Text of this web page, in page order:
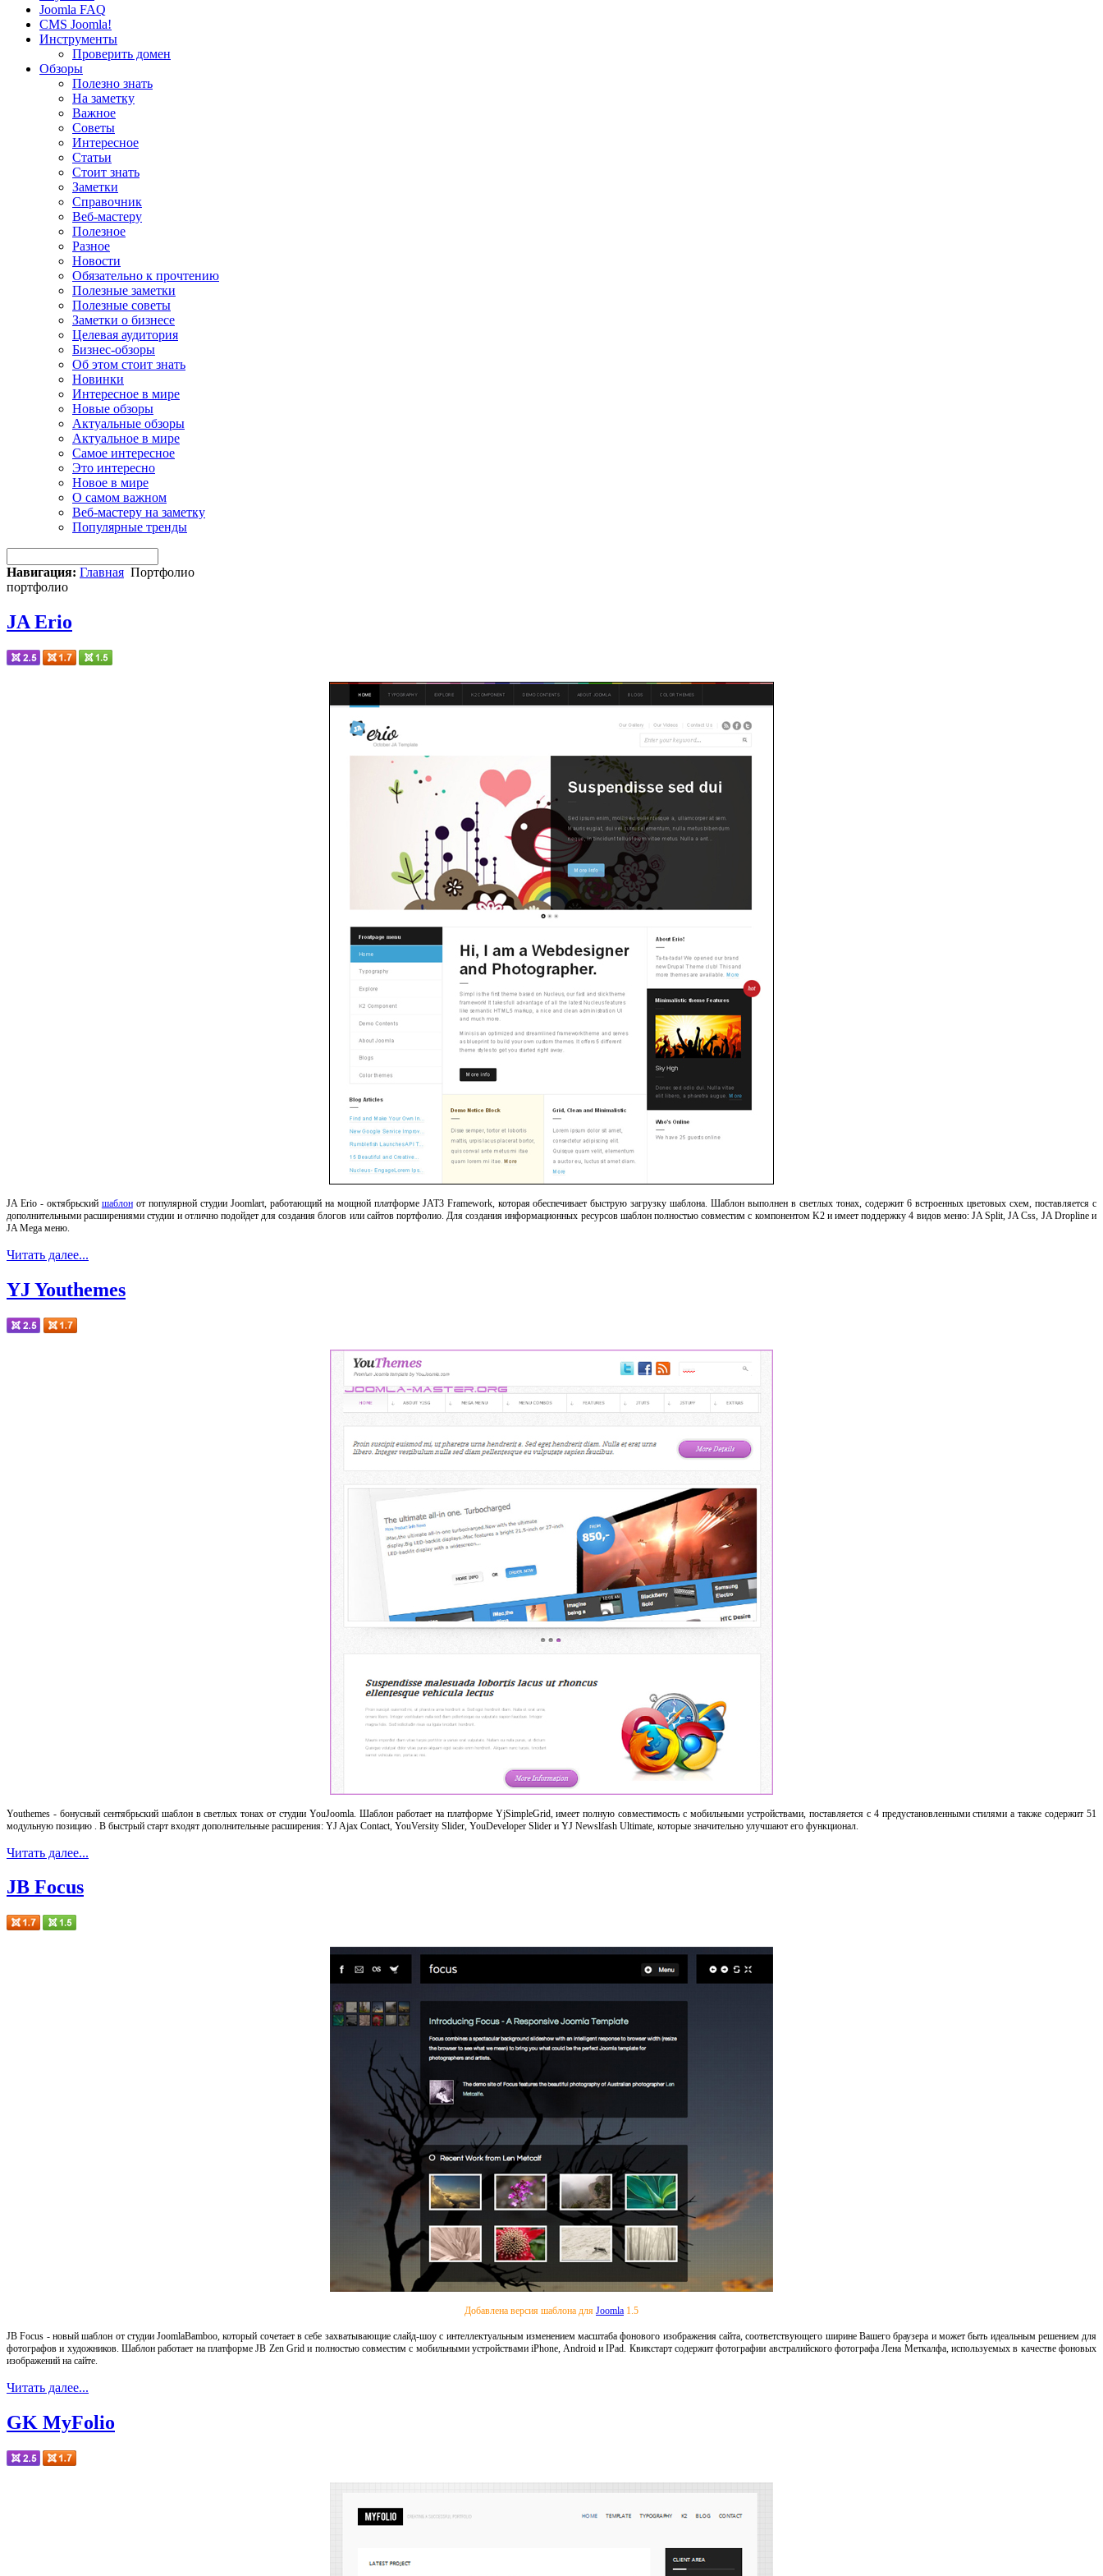
Joomla FAQ
CMS Joomla!
Инструменты
Проверить домен
Обзоры
Полезно знать
На заметку
Важное
Советы
Интересное
Статьи
Стоит знать
Заметки
Справочник
Веб-мастеру
Полезное
Разное
Новости
Обязательно к прочтению
Полезные заметки
Полезные советы
Заметки о бизнесе
Целевая аудитория
Бизнес-обзоры
Об этом стоит знать
Новинки
Интересное в мире
Новые обзоры
Актуальные обзоры
Актуальное в мире
Самое интересное
Это интересно
Новое в мире
О самом важном
Веб-мастеру на заметку
Популярные тренды
Навигация: Главная Портфолио
портфолио
JA Erio
JA Erio - октябрьский шаблонот популярной студии Joomlart, работающий на мощной платформе JAT3 Framework, которая обеспечивает быструю загрузку шаблона. Шаблон выполнен в светлых тонах, содержит 6 встроенных цветовых схем, поставляется с
дополнительными расширениями студии и отлично подойдет для создания блогов или сайтов портфолио. Для создания информационных ресурсов шаблон полностью совместим с компонентом K2 и имеет поддержку 4 видов меню: JA Split, JA Css, JA Dropline и
JA Mega меню.
Читать далее...
YJ Youthemes
Youthemes - бонусный сентябрьский шаблон в светлых тонах от студии YouJoomla. Шаблон работает на платформе YjSimpleGrid, имеет полную совместимость с мобильными устройствами, поставляется с 4 предустановленными стилями а также содержит 51
модульную позицию . В быстрый старт входят дополнительные расширения: YJ Ajax Contact, YouVersity Slider, YouDeveloper Slider и YJ Newslfash Ultimate, которые значительно улучшают его функционал.
Читать далее...
JB Focus
Добавлена версия шаблона для Joomla 1.5
JB Focus - новый шаблон от студии JoomlaBamboo, который сочетает в себе захватывающие слайд-шоу с интеллектуальным изменением масштаба фонового изображения сайта,соответствующего ширине Вашего браузера и может быть идеальнымрешениемдля
фотографов и художников. Шаблон работает на платформеJB Zen Grid и полностью совместимс мобильными устройствами iPhone, Android и IPad. Квикстартсодержит фотографии австралийского фотографаЛена Меткалфа, используемых в качестве фоновых
изображений на сайте.
Читать далее...
GK MyFolio